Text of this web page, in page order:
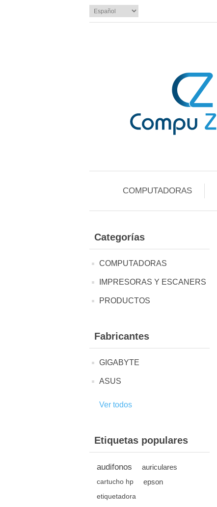
COMPUTADORAS
Categorías
COMPUTADORAS
IMPRESORAS Y ESCANERS
PRODUCTOS
Fabricantes
GIGABYTE
ASUS
Ver todos
Etiquetas populares
audifonos auriculares
cartucho hp epson
etiquetadora